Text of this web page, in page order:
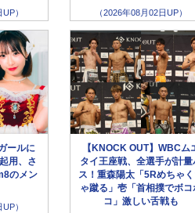
） （2026年08月02日UP）
ールに
用、さ
のメン
）
【KNOCK OUT】WBCム
タイ王座戦、全選手が計量
ス！重森陽太「5Rめちゃ
ゃ蹴る」壱「首相撲でボコ
コ」激しい舌戦も